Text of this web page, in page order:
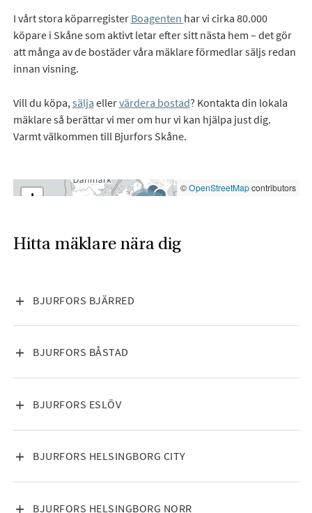
I vårt stora köparregister Boagenten har vi cirka 80.000
köpare i Skåne som aktivt letar efter sitt nästa hem – det gör
att många av de bostäder våra mäklare förmedlar säljs redan
innan visning.
Vill du köpa,sälja ellervärdera bostad? Kontakta din lokala
mäklare så berättar vi mer om hur vi kan hjälpa just dig.
Varmt välkommen till Bjurfors Skåne.
+
©OpenStreetMapcontributors
Hitta mäklare nära dig
BJURFORS BJÄRRED
VISA INNEHÅLL
BJURFORS BÅSTAD
VISA INNEHÅLL
BJURFORS ESLÖV
VISA INNEHÅLL
BJURFORS HELSINGBORG CITY
VISA INNEHÅLL
BJURFORS HELSINGBORG NORR
VISA INNEHÅLL